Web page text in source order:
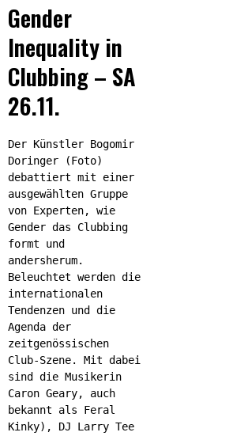
Gender
Inequality in
Clubbing – SA
26.11.
Der Künstler Bogomir
Doringer (Foto)
debattiert mit einer
ausgewählten Gruppe
von Experten, wie
Gender das Clubbing
formt und
andersherum.
Beleuchtet werden die
internationalen
Tendenzen und die
Agenda der
zeitgenössischen
Club-Szene. Mit dabei
sind die Musikerin
Caron Geary, auch
bekannt als Feral
Kinky), DJ Larry Tee